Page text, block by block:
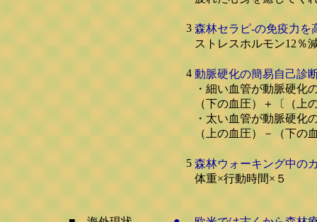
3 森林セラピ-の免疫力を
ストレスホルモン12％
4 動脈硬化の簡易自己
・細い血管が動脈硬化
（下の血圧）＋〔（上
・太い血管が動脈硬化
（上の血圧）－（下の
5 森林ウォーキング中の
体重×行動時間×５